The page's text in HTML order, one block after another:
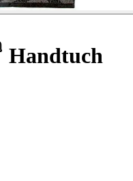
Handtuch